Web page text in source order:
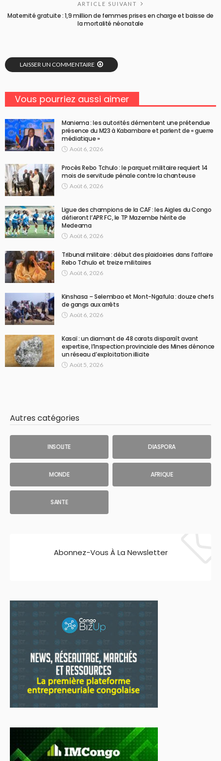
ARTICLE SUIVANT
Maternité gratuite : 1,9 million de femmes prises en charge et baisse de
la mortalité néonatale
LAISSER UN COMMENTAIRE
Vous pourriez aussi aimer
Maniema : les autorités démentent une prétendue
présence du M23 à Kabambare et parlent de « guerre
médiatique »
Août 6, 2026
Procès Rebo Tchulo : le parquet militaire requiert 14
mois de servitude pénale contre la chanteuse
Août 6, 2026
Ligue des champions de la CAF : les Aigles du Congo
défieront l’APR FC, le TP Mazembe hérite de
Medeama
Août 6, 2026
Tribunal militaire : début des plaidoiries dans l’affaire
Rebo Tchulo et treize militaires
Août 6, 2026
Kinshasa – Selembao et Mont-Ngafula : douze chefs
de gangs aux arrêts
Août 6, 2026
Kasaï : un diamant de 48 carats disparaît avant
expertise, l’Inspection provinciale des Mines dénonce
un réseau d’exploitation illicite
Août 5, 2026
Autres catégories
INSOLITE DIASPORA
MONDE AFRIQUE
SANTE
Abonnez-Vous À La Newsletter